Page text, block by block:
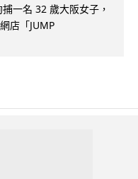
一名 32 歲大阪女子，
店「JUMP